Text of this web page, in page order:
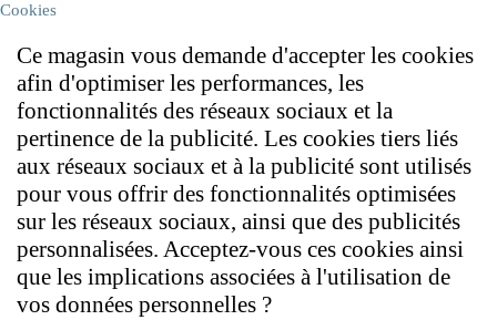
Cookies
Ce magasin vous demande d'accepter les cookies
afin d'optimiser les performances, les
fonctionnalités des réseaux sociaux et la
pertinence de la publicité. Les cookies tiers liés
aux réseaux sociaux et à la publicité sont utilisés
pour vous offrir des fonctionnalités optimisées
sur les réseaux sociaux, ainsi que des publicités
personnalisées. Acceptez-vous ces cookies ainsi
que les implications associées à l'utilisation de
vos données personnelles ?